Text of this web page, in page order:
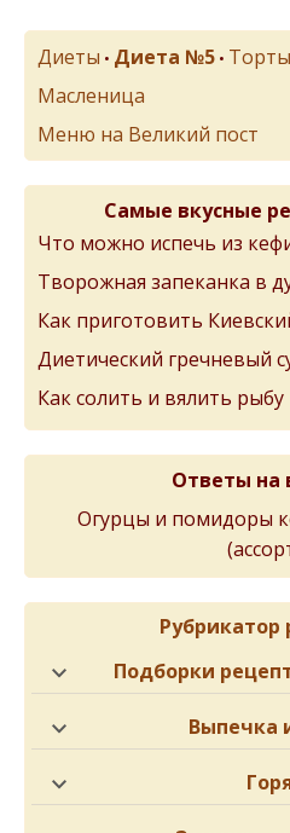
Диеты • Диета №5 • Торты
Масленица
Меню на Великий пост
Самые вкусные
Что можно испечь из
Творожная запеканка в
Как приготовить
Диетический гречневый
Как солить и вялить рыбу
Ответы на
Огурцы и помидоры
Рубрикатор
Подборки
Выпечка